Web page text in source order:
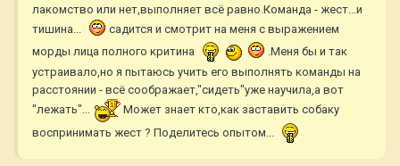
лакомство или нет,выполняет всё равно.Команда - жест...и
тишина...
садится и смотрит на меня с выражением
морды лица полного критина
.Меня бы и так
устраивало,но я пытаюсь учить его выполнять команды на
расстоянии - всё соображает,"сидеть"уже научила,а вот
"лежать"...
Может знает кто,как заставить собаку
воспринимать жест ? Поделитесь опытом...